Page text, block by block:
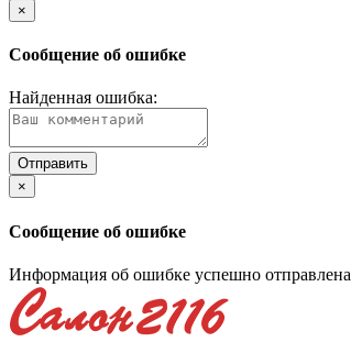
×
Сообщение об ошибке
Найденная ошибка:
×
Сообщение об ошибке
Информация об ошибке успешно отправлена